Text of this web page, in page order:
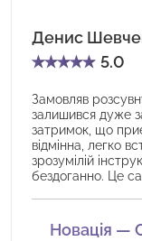
Денис
★★★★★ 5.0
Замовляв
залишився дуже
затримок, що
відмінна, легко
зрозумілій
бездоганно. Це
Новація —